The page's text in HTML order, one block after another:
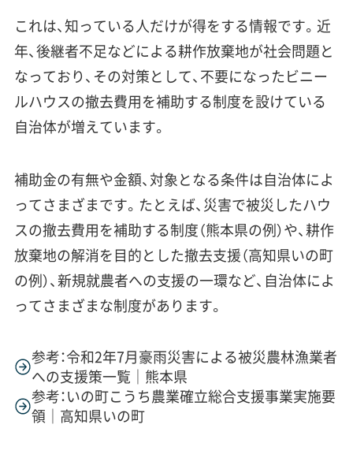
これは、知っている人だけが得をする情報です。近
年、後継者不足などによる耕作放棄地が社会問題と
なっており、その対策として、不要になったビニー
ルハウスの撤去費用を補助する制度を設けている
自治体が増えています。
補助金の有無や金額、対象となる条件は自治体によ
ってさまざまです。たとえば、災害で被災したハウ
スの撤去費用を補助する制度（熊本県の例）や、耕作
放棄地の解消を目的とした撤去支援（高知県いの町
の例）、新規就農者への支援の一環など、自治体によ
ってさまざまな制度があります。
参考：令和2年7月豪雨災害による被災農林漁業者
への支援策一覧｜熊本県
参考：いの町こうち農業確立総合支援事業実施要
領｜高知県いの町